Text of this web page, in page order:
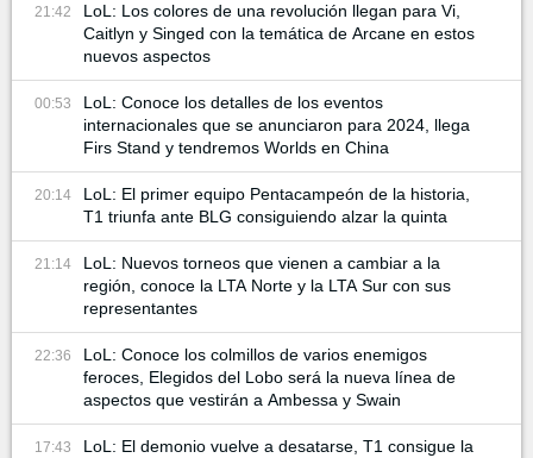
21:42
LoL: Los colores de una revolución llegan para Vi,
Caitlyn y Singed con la temática de Arcane en estos
nuevos aspectos
00:53
LoL: Conoce los detalles de los eventos
internacionales que se anunciaron para 2024, llega
Firs Stand y tendremos Worlds en China
20:14
LoL: El primer equipo Pentacampeón de la historia,
T1 triunfa ante BLG consiguiendo alzar la quinta
21:14
LoL: Nuevos torneos que vienen a cambiar a la
región, conoce la LTA Norte y la LTA Sur con sus
representantes
22:36
LoL: Conoce los colmillos de varios enemigos
feroces, Elegidos del Lobo será la nueva línea de
aspectos que vestirán a Ambessa y Swain
17:43
LoL: El demonio vuelve a desatarse, T1 consigue la